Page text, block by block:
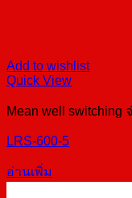
Add to wishlist
Quick View
Mean well switching
LRS-600-5
อ่านเพิ่ม